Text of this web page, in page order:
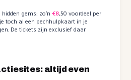
gems: zo’n€8,50 voordeel per
toch al een pechhulpkaart in je
De tickets zijn exclusief daar
altijd even